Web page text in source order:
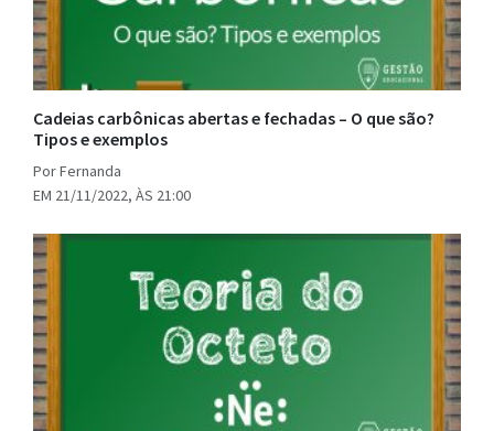
Cadeias carbônicas abertas e fechadas – O que são?
Tipos e exemplos
Por Fernanda
EM 21/11/2022, ÀS 21:00